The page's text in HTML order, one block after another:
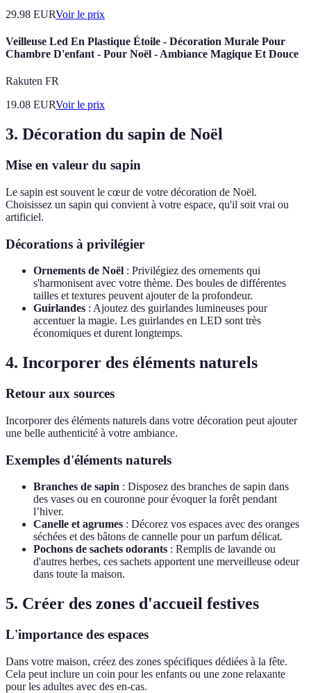
29.98 EURVoir le prix
Veilleuse Led En Plastique Étoile - Décoration Murale Pour
Chambre D'enfant - Pour Noël - Ambiance Magique Et Douce
Rakuten FR
19.08 EURVoir le prix
3. Décoration du sapin de Noël
Mise en valeur du sapin
Le sapin est souvent le cœur de votre décoration de Noël.
Choisissez un sapin qui convient à votre espace, qu'il soit vrai ou
artificiel.
Décorations à privilégier
Ornements de Noël : Privilégiez des ornements qui
s'harmonisent avec votre thème. Des boules de différentes
tailles et textures peuvent ajouter de la profondeur.
Guirlandes : Ajoutez des guirlandes lumineuses pour
accentuer la magie. Les guirlandes en LED sont très
économiques et durent longtemps.
4. Incorporer des éléments naturels
Retour aux sources
Incorporer des éléments naturels dans votre décoration peut ajouter
une belle authenticité à votre ambiance.
Exemples d'éléments naturels
Branches de sapin : Disposez des branches de sapin dans
des vases ou en couronne pour évoquer la forêt pendant
l’hiver.
Canelle et agrumes : Décorez vos espaces avec des oranges
séchées et des bâtons de cannelle pour un parfum délicat.
Pochons de sachets odorants : Remplis de lavande ou
d'autres herbes, ces sachets apportent une merveilleuse odeur
dans toute la maison.
5. Créer des zones d'accueil festives
L'importance des espaces
Dans votre maison, créez des zones spécifiques dédiées à la fête.
Cela peut inclure un coin pour les enfants ou une zone relaxante
pour les adultes avec des en-cas.